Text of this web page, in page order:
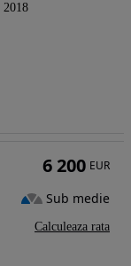
2018
6 200 EUR
Sub medie
Calculeaza rata